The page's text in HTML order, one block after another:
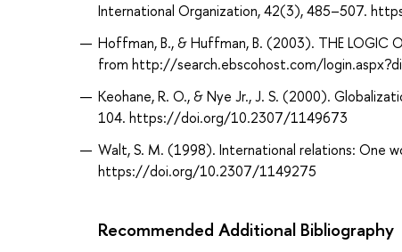
International Organization, 42(3), 485–507.
Hoffman, B., & Huffman, B. (2003). THE LOGIC
from http://search.ebscohost.com/
Keohane, R. O., & Nye Jr., J. S. (2000).
104. https://doi.org/10.2307/1149673
Walt, S. M. (1998). International relations: One
https://doi.org/10.2307/1149275
Recommended Additional Bibliography